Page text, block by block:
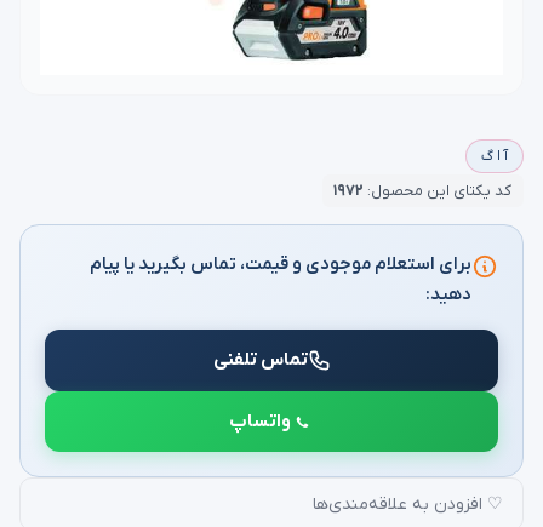
آ ا گ
کد یکتای این محصول: ۱۹۷۲
برای استعلام موجودی و قیمت، تماس بگیرید یا پیام
دهید:
تماس تلفنی
واتساپ
♡ افزودن به علاقه‌مندی‌ها